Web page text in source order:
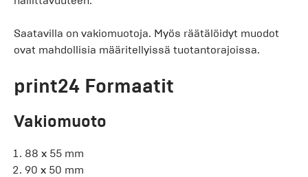
Saatavilla on vakiomuotoja. Myös räätälöidyt muodot
ovat mahdollisia määritellyissä tuotantorajoissa.
print24 Formaatit
Vakiomuoto
88 x 55 mm
90 x 50 mm